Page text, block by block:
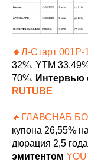
🔸Л-Старт 001Р-
32%, YTM
70%. Интервью
RUTUBE
🔸ГЛАВСНАБ
купона 26,55%
дюрация 2,5
эмитентом